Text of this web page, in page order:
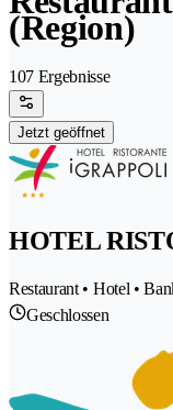
(Region)
107 Ergebnisse
Jetzt geöffnet
HOTEL
Restaurant • Hotel •
Geschlossen